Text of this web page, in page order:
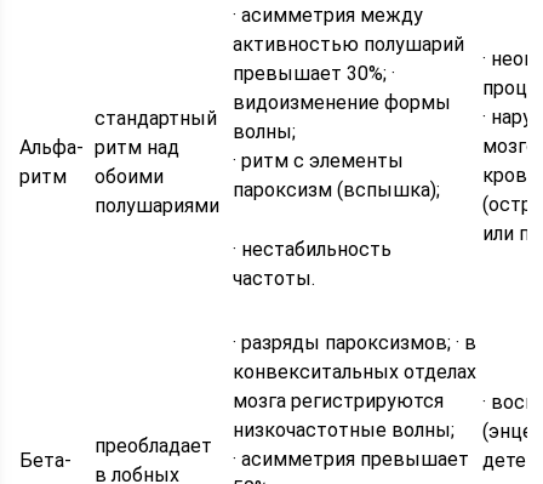
Альфа-
ритм
стандартный
ритм над
обоими
полушариями
· асимметрия между
активностью полушарий
превышает 30%; ·
видоизменение формы
волны;
· ритм с элементы
пароксизм (вспышка);
· нестабильность
частоты.
·
·
или
Бета-
преобладает
в лобных
· разряды пароксизмов; · в
конвекситальных отделах
мозга регистрируются
низкочастотные волны;
· асимметрия превышает
·
детей